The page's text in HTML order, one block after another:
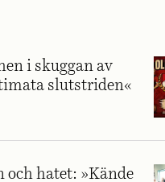
i skuggan av
slutstriden«
och hatet: »Kände